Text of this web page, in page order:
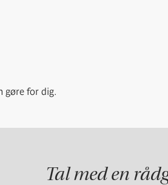
gøre for dig.
Tal med en